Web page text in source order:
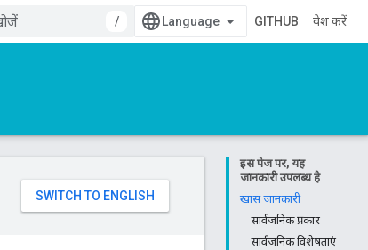
/
GITHUB प्रवेश करें
इस पेज पर, यह
जानकारी उपलब्ध है
खास जानकारी
सार्वजनिक प्रकार
सार्वजनिक विशेषताएं